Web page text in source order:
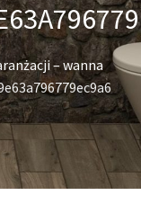
– wanna